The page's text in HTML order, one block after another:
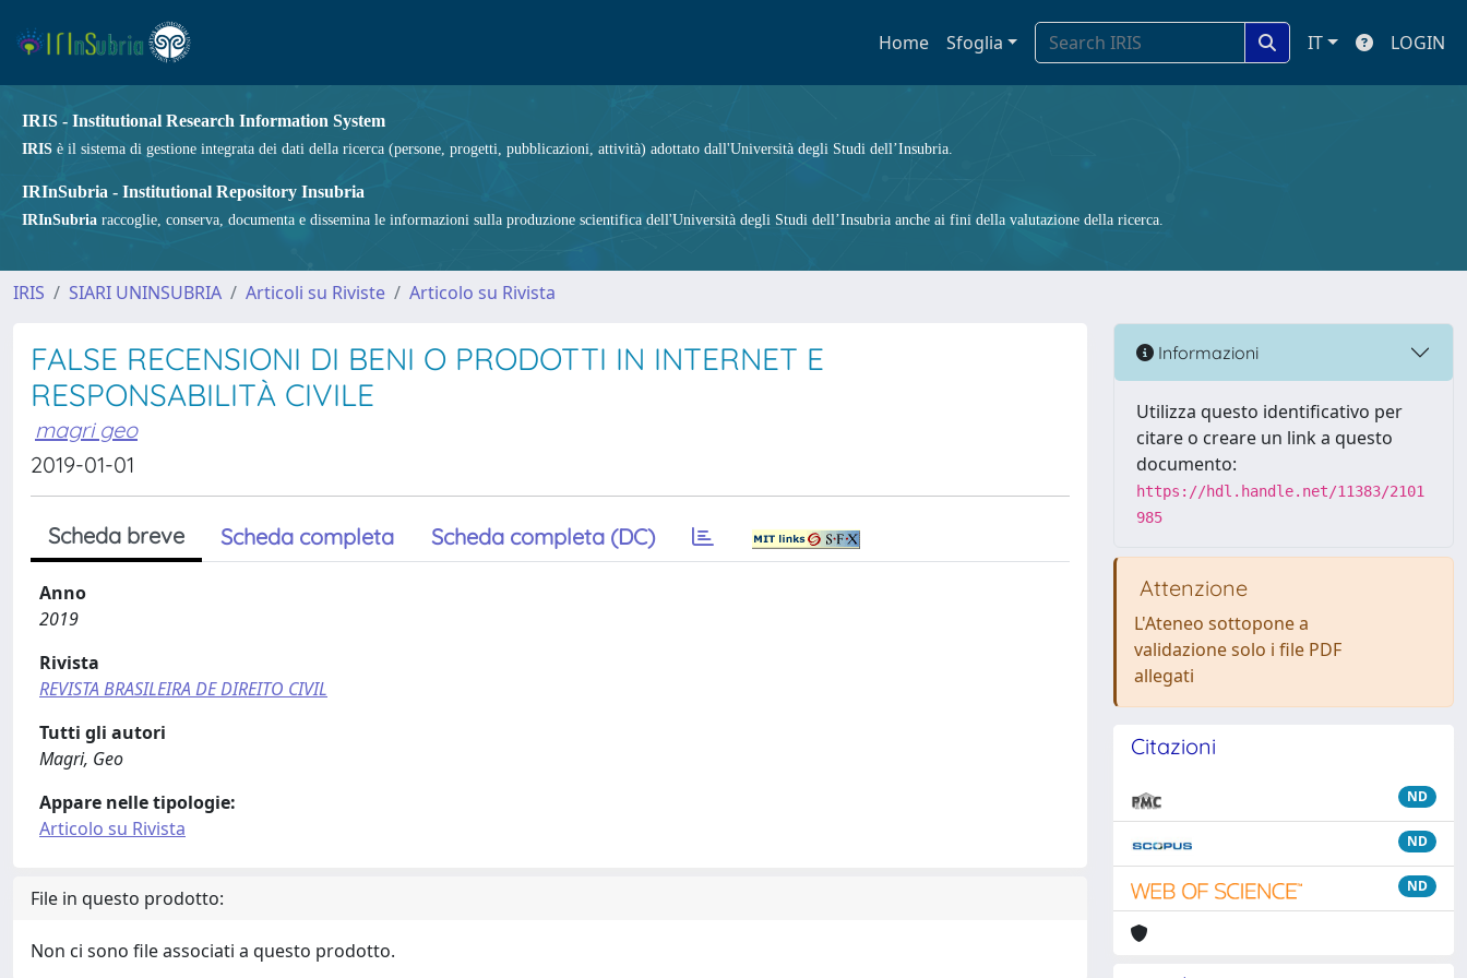
Home Sfoglia IT LOGIN
IRIS - Institutional Research Information System
IRIS è il sistema di gestione integrata dei dati della ricerca (persone, progetti, pubblicazioni, attività) adottato dall'Università degli Studi dell’Insubria.
IRInSubria - Institutional Repository Insubria
IRInSubria raccoglie, conserva, documenta e dissemina le informazioni sulla produzione scientifica dell'Università degli Studi dell’Insubria anche ai fini della valutazione della ricerca.
IRIS SIARI UNINSUBRIA Articoli su Riviste Articolo su Rivista
FALSE RECENSIONI DI BENI O PRODOTTI IN INTERNET E
RESPONSABILITÀ CIVILE
magri geo
2019-01-01
Scheda breve Scheda completa Scheda completa (DC)
Anno
2019
Rivista
REVISTA BRASILEIRA DE DIREITO CIVIL
Tutti gli autori
Magri, Geo
Appare nelle tipologie:
Articolo su Rivista
File in questo prodotto:
Non ci sono file associati a questo prodotto.
Informazioni
Utilizza questo identificativo per
citare o creare un link a questo
documento:
https://hdl.handle.net/11383/2101
985
Attenzione
L'Ateneo sottopone a
validazione solo i file PDF
allegati
Citazioni
ND
ND
ND